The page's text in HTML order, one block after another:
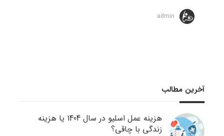
admin
آخرین مطالب
هزینه عمل اسلیو در سال 1404 یا هزینه
زندگی با چاقی؟